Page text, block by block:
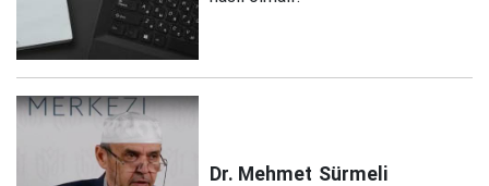
Dr. Mehmet Sürmeli